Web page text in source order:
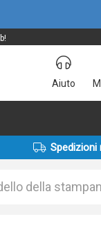
Aiuto
Spedizioni